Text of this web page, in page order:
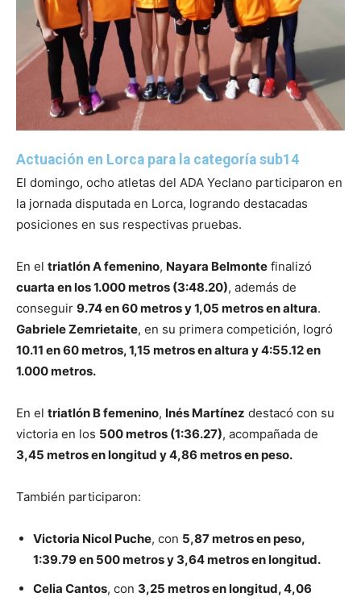
Actuación en Lorca para la categoría sub14
El domingo, ocho atletas del ADA Yeclano participaron en
la jornada disputada en Lorca, logrando destacadas
posiciones en sus respectivas pruebas.
En el triatlón A femenino, Nayara Belmonte finalizó
cuarta en los 1.000 metros (3:48.20), además de
conseguir 9.74 en 60 metros y 1,05 metros en altura.
Gabriele Zemrietaite, en su primera competición, logró
10.11 en 60 metros, 1,15 metros en altura y 4:55.12 en
1.000 metros.
En el triatlón B femenino, Inés Martínez destacó con su
victoria en los 500 metros (1:36.27), acompañada de
3,45 metros en longitud y 4,86 metros en peso.
También participaron:
Victoria Nicol Puche, con 5,87 metros en peso,
1:39.79 en 500 metros y 3,64 metros en longitud.
Celia Cantos, con 3,25 metros en longitud, 4,06